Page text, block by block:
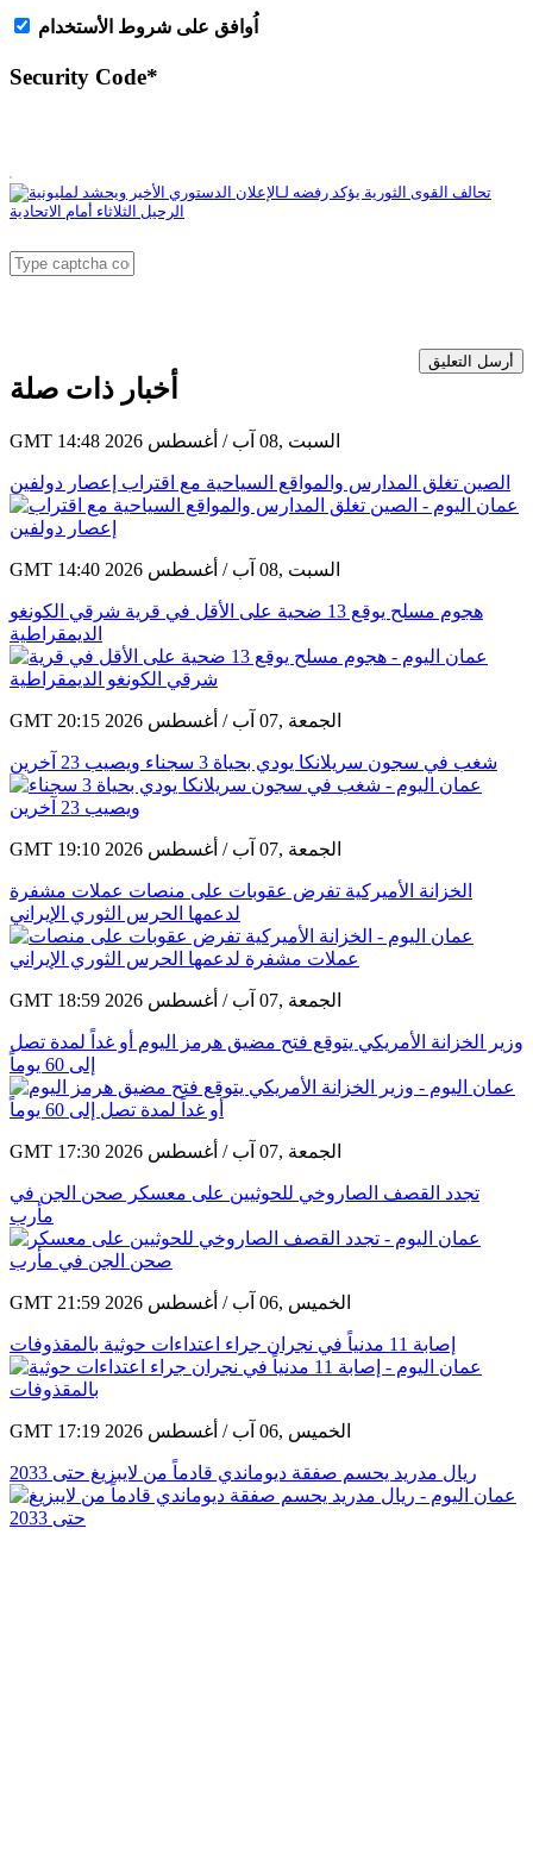
اُوافق على شروط الأستخدام
Security Code*
أرسل التعليق
أخبار ذات صلة
GMT 14:48 2026 السبت ,08 آب / أغسطس
الصين تغلق المدارس والمواقع السياحية مع اقتراب إعصار دولفين
GMT 14:40 2026 السبت ,08 آب / أغسطس
هجوم مسلح يوقع 13 ضحية على الأقل في قرية شرقي الكونغو
الديمقراطية
GMT 20:15 2026 الجمعة ,07 آب / أغسطس
شغب في سجون سريلانكا يودي بحياة 3 سجناء ويصيب 23 آخرين
GMT 19:10 2026 الجمعة ,07 آب / أغسطس
الخزانة الأميركية تفرض عقوبات على منصات عملات مشفرة
لدعمها الحرس الثوري الإيراني
GMT 18:59 2026 الجمعة ,07 آب / أغسطس
وزير الخزانة الأمريكي يتوقع فتح مضيق هرمز اليوم أو غداً لمدة تصل
إلى 60 يوماً
GMT 17:30 2026 الجمعة ,07 آب / أغسطس
تجدد القصف الصاروخي للحوثيين على معسكر صحن الجن في
مأرب
GMT 21:59 2026 الخميس ,06 آب / أغسطس
إصابة 11 مدنياً في نجران جراء اعتداءات حوثية بالمقذوفات
GMT 17:19 2026 الخميس ,06 آب / أغسطس
ريال مدريد يحسم صفقة ديوماندي قادماً من لايبزيغ حتى 2033